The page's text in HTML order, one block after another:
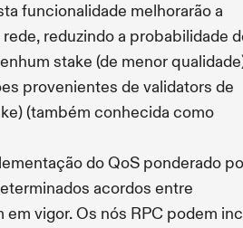
funcionalidade melhorarão a
reduzindo a probabilidade
stake (de menor
provenientes de validators de
(também conhecida como
do QoS ponderado
acordos entre
vigor. Os nós RPC podem